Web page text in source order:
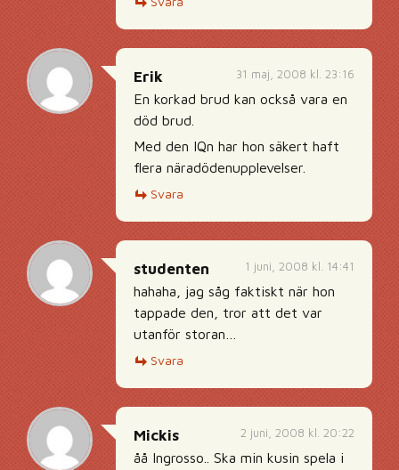
31 maj, 2008 kl. 23:16
Erik
En korkad brud kan också vara en
död brud.
Med den IQn har hon säkert haft
flera näradödenupplevelser.
Svara
1 juni, 2008 kl. 14:41
studenten
hahaha, jag såg faktiskt när hon
tappade den, tror att det var
utanför storan…
Svara
2 juni, 2008 kl. 20:22
Mickis
åå Ingrosso.. Ska min kusin spela i